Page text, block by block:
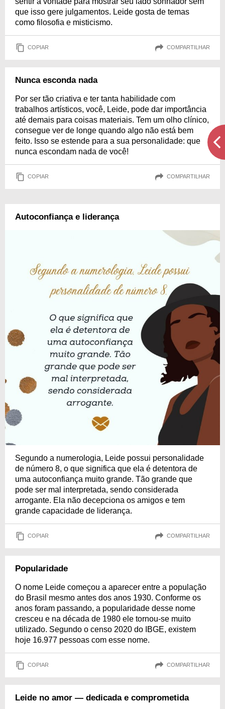
que isso gere julgamentos. Leide gosta de temas
como filosofia e misticismo.
COPIAR COMPARTILHAR
Nunca esconda nada
Por ser tão criativa e ter tanta habilidade com
trabalhos artísticos, você, Leide, pode dar importância
até demais para coisas materiais. Tem um olho clínico,
consegue ver de longe quando algo não está bem
feito. Isso se estende para a sua personalidade: que
nunca escondam nada de você!
COPIAR COMPARTILHAR
Autoconfiança e liderança
Segundo a numerologia, Leide possui personalidade
de número 8, o que significa que ela é detentora de
uma autoconfiança muito grande. Tão grande que
pode ser mal interpretada, sendo considerada
arrogante. Ela não decepciona os amigos e tem
grande capacidade de liderança.
COPIAR COMPARTILHAR
Popularidade
O nome Leide começou a aparecer entre a população
do Brasil mesmo antes dos anos 1930. Conforme os
anos foram passando, a popularidade desse nome
cresceu e na década de 1980 ele tornou-se muito
utilizado. Segundo o censo 2020 do IBGE, existem
hoje 16.977 pessoas com esse nome.
COPIAR COMPARTILHAR
Leide no amor — dedicada e comprometida